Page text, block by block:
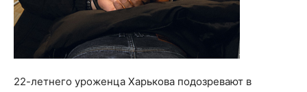
22-летнего уроженца Харькова подозревают в